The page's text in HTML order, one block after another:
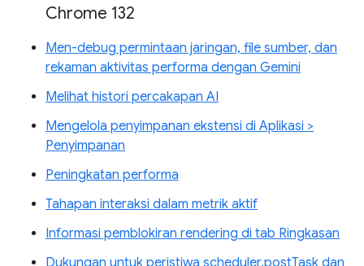
Chrome 132
Men-debug permintaan jaringan, file sumber, dan
rekaman aktivitas performa dengan Gemini
Melihat histori percakapan AI
Mengelola penyimpanan ekstensi di Aplikasi >
Penyimpanan
Peningkatan performa
Tahapan interaksi dalam metrik aktif
Informasi pemblokiran rendering di tab Ringkasan